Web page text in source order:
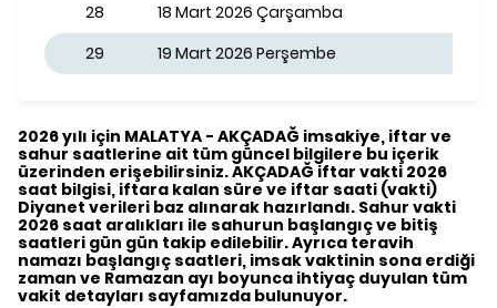
28
18 Mart 2026 Çarşamba
29
19 Mart 2026 Perşembe
2026 yılı için MALATYA - AKÇADAĞ imsakiye, iftar ve
sahur saatlerine ait tüm güncel bilgilere bu içerik
üzerinden erişebilirsiniz. AKÇADAĞ iftar vakti 2026
saat bilgisi, iftara kalan süre ve iftar saati (vakti)
Diyanet verileri baz alınarak hazırlandı. Sahur vakti
2026 saat aralıkları ile sahurun başlangıç ve bitiş
saatleri gün gün takip edilebilir. Ayrıca teravih
namazı başlangıç saatleri, imsak vaktinin sona erdiği
zaman ve Ramazan ayı boyunca ihtiyaç duyulan tüm
vakit detayları sayfamızda bulunuyor.